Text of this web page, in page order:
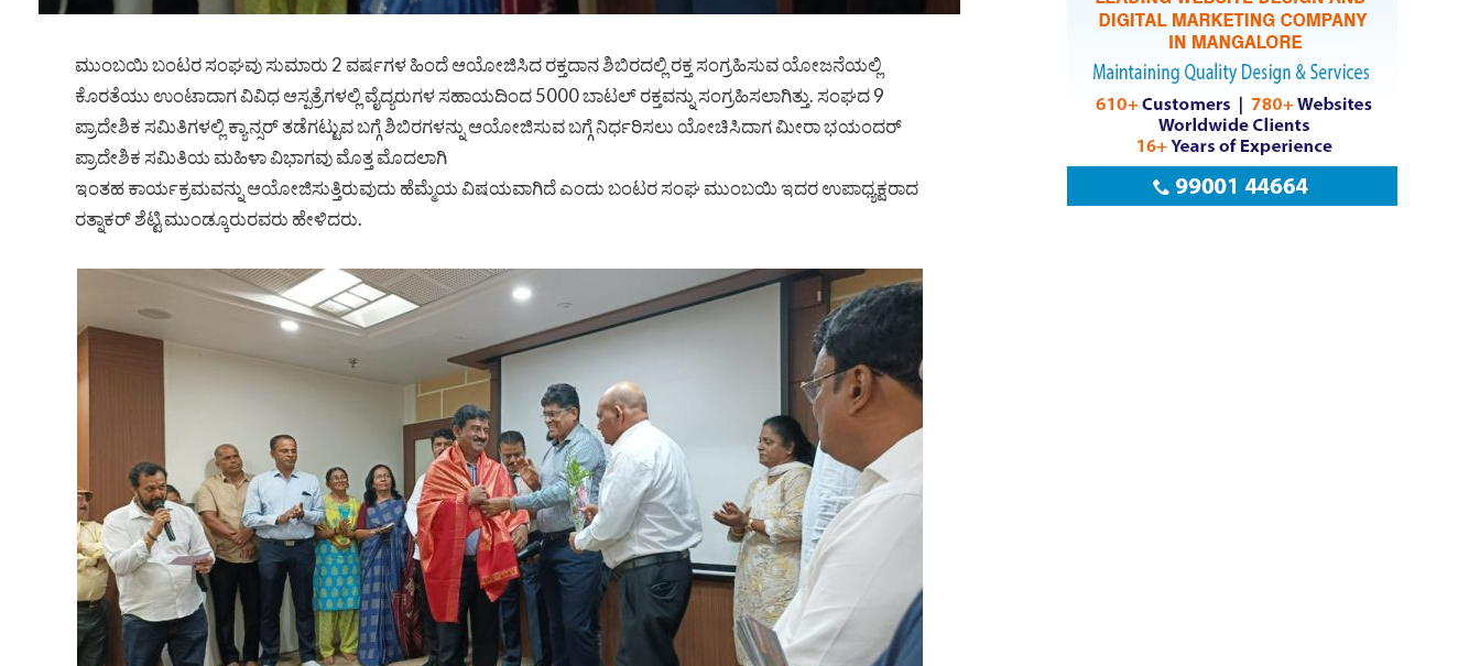
ಮುಂಬಯಿ ಬಂಟರ ಸಂಘವು ಸುಮಾರು 2 ವರ್ಷಗಳ ಹಿಂದೆ ಆಯೋಜಿಸಿದ ರಕ್ತದಾನ ಶಿಬಿರದಲ್ಲಿ ರಕ್ತ ಸಂಗ್ರಹಿಸುವ ಯೋಜನೆಯಲ್ಲಿ
ಕೊರತೆಯು ಉಂಟಾದಾಗ ವಿವಿಧ ಆಸ್ಪತ್ರೆಗಳಲ್ಲಿ ವೈದ್ಯರುಗಳ ಸಹಾಯದಿಂದ 5000 ಬಾಟಲ್ ರಕ್ತವನ್ನು ಸಂಗ್ರಹಿಸಲಾಗಿತ್ತು. ಸಂಘದ 9
ಪ್ರಾದೇಶಿಕ ಸಮಿತಿಗಳಲ್ಲಿ ಕ್ಯಾನ್ಸರ್ ತಡೆಗಟ್ಟುವ ಬಗ್ಗೆ ಶಿಬಿರಗಳನ್ನು ಆಯೋಜಿಸುವ ಬಗ್ಗೆ ನಿರ್ಧರಿಸಲು ಯೋಚಿಸಿದಾಗ ಮೀರಾ ಭಯಂದರ್
ಪ್ರಾದೇಶಿಕ ಸಮಿತಿಯ ಮಹಿಳಾ ವಿಭಾಗವು ಮೊತ್ತ ಮೊದಲಾಗಿ
ಇಂತಹ ಕಾರ್ಯಕ್ರಮವನ್ನು ಆಯೋಜಿಸುತ್ತಿರುವುದು ಹೆಮ್ಮೆಯ ವಿಷಯವಾಗಿದೆ ಎಂದು ಬಂಟರ ಸಂಘ ಮುಂಬಯಿ ಇದರ ಉಪಾಧ್ಯಕ್ಷರಾದ
ರತ್ನಾಕರ್ ಶೆಟ್ಟಿ ಮುಂಡ್ಕೂರುರವರು ಹೇಳಿದರು.